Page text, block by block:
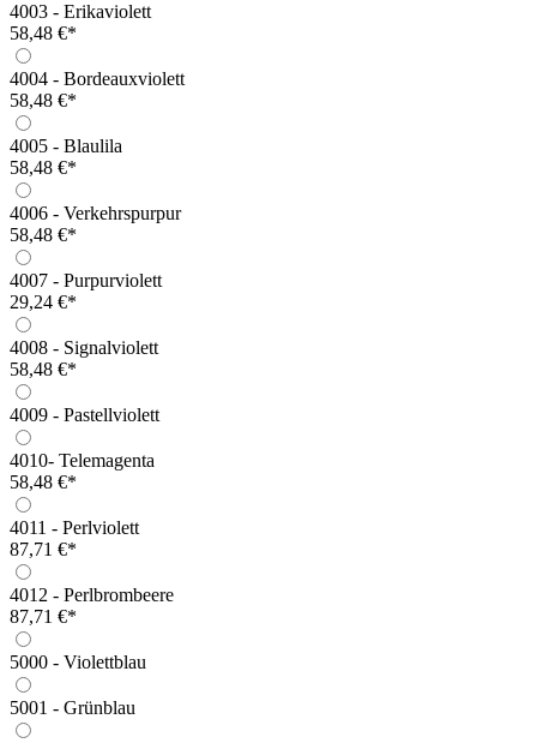
4003 - Erikaviolett
58,48 €*
4004 - Bordeauxviolett
58,48 €*
4005 - Blaulila
58,48 €*
4006 - Verkehrspurpur
58,48 €*
4007 - Purpurviolett
29,24 €*
4008 - Signalviolett
58,48 €*
4009 - Pastellviolett
4010- Telemagenta
58,48 €*
4011 - Perlviolett
87,71 €*
4012 - Perlbrombeere
87,71 €*
5000 - Violettblau
5001 - Grünblau